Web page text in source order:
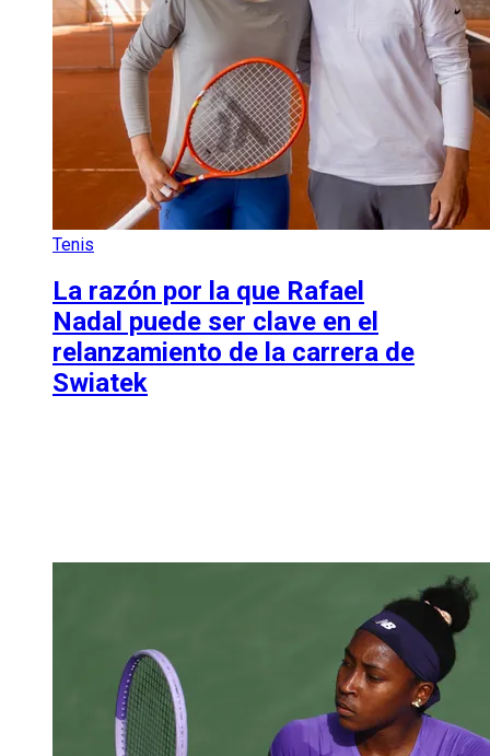
Tenis
La razón por la que Rafael
Nadal puede ser clave en el
relanzamiento de la carrera de
Swiatek